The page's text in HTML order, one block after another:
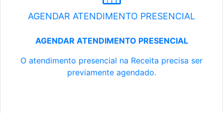
AGENDAR ATENDIMENTO PRESENCIAL
AGENDAR ATENDIMENTO PRESENCIAL
O atendimento presencial na Receita precisa ser
previamente agendado.